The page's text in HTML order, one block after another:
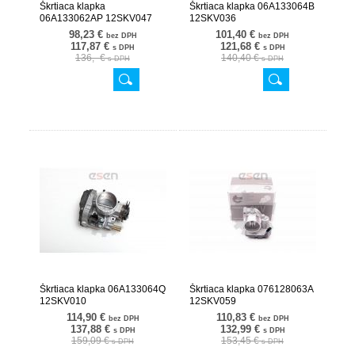
Škrtiaca klapka
06A133062AP 12SKV047
98,23 € bez DPH
117,87 € s DPH
136,- €s DPH
Škrtiaca klapka 06A133064B
12SKV036
101,40 € bez DPH
121,68 € s DPH
140,40 €s DPH
Škrtiaca klapka 06A133064Q
12SKV010
114,90 € bez DPH
137,88 € s DPH
159,09 €s DPH
Škrtiaca klapka 076128063A
12SKV059
110,83 € bez DPH
132,99 € s DPH
153,45 €s DPH